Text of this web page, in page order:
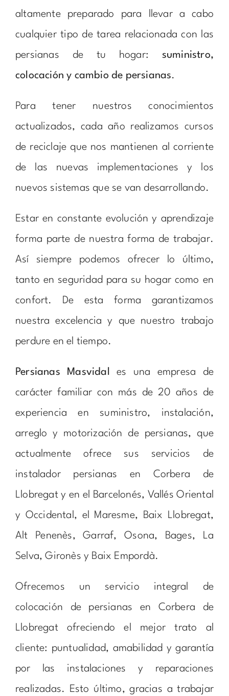
altamente preparado para llevar a cabo
cualquier tipo de tarea relacionada con las
persianas de tu hogar: suministro,
colocación y cambio de persianas.
Para tener nuestros conocimientos
actualizados, cada año realizamos cursos
de reciclaje que nos mantienen al corriente
de las nuevas implementaciones y los
nuevos sistemas que se van desarrollando.
Estar en constante evolución y aprendizaje
forma parte de nuestra forma de trabajar.
Así siempre podemos ofrecer lo último,
tanto en seguridad para su hogar como en
confort. De esta forma garantizamos
nuestra excelencia y que nuestro trabajo
perdure en el tiempo.
Persianas Masvidal
es una empresa de
carácter familiar con más de 20 años de
experiencia en suministro, instalación,
arreglo y motorización de persianas, que
actualmente ofrece sus servicios de
instalador persianas en Corbera de
Llobregat y en el Barcelonés, Vallés Oriental
y Occidental, el Maresme, Baix Llobregat,
Alt Penenès, Garraf, Osona, Bages, La
Selva, Gironès y Baix Empordà.
Ofrecemos un servicio integral de
colocación de persianas en Corbera de
Llobregat ofreciendo el mejor trato al
cliente: puntualidad, amabilidad y garantía
por las instalaciones y reparaciones
realizadas. Esto último, gracias a trabajar